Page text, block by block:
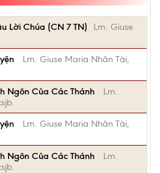
Lời Chúa (CN 7 TN)
Lm. Giuse
Lm. Giuse Maria Nhân Tài,
Ngôn Của Các Thánh
Lm.
Lm. Giuse Maria Nhân Tài,
Ngôn Của Các Thánh
Lm.